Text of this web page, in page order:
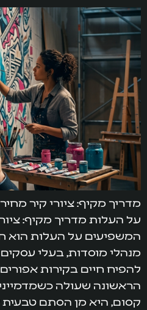
מדריך מקיף: ציורי קיר
על העלות מדריך מקיף:
המשפיעים על העלות הוא
מנהלי מוסדות, בעלי
להפיח חיים בקירות
הראשונה שעולה
קסום, היא מן הסתם טבעית